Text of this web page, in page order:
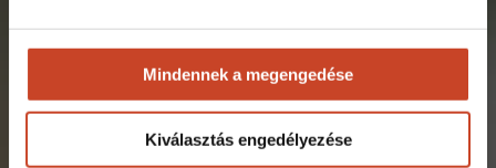
Mindennek a megengedése
Kiválasztás engedélyezése